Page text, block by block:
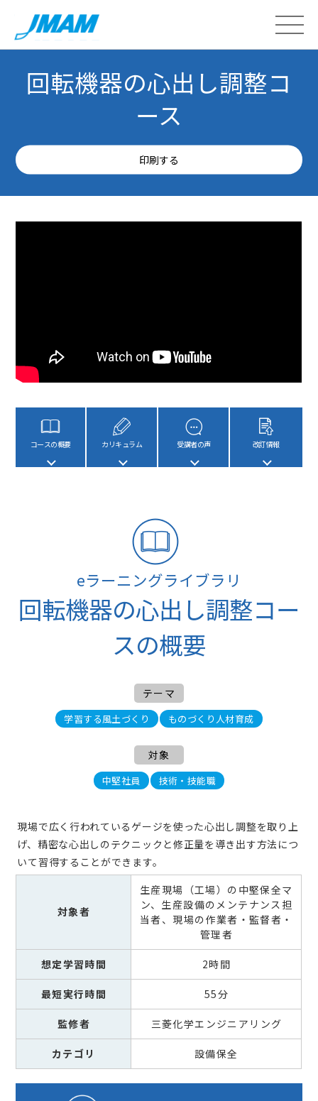
回転機器の心出し調整コ
ース
印刷する
コースの概要 カリキュラム 受講者の声 改訂情報
eラーニングライブラリ
回転機器の心出し調整コー
スの概要
テーマ
学習する風土づくり ものづくり人材育成
対象
中堅社員 技術・技能職
現場で広く行われているゲージを使った心出し調整を取り上
げ、精密な心出しのテクニックと修正量を導き出す方法につ
いて習得することができます。
対象者
生産現場（工場）の中堅保全マ
ン、生産設備のメンテナンス担
当者、現場の作業者・監督者・
管理者
想定学習時間 2時間
最短実行時間 55分
監修者 三菱化学エンジニアリング
カテゴリ 設備保全